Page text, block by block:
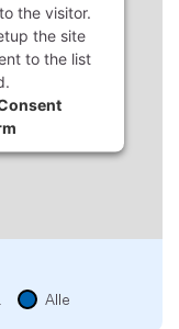
the visitor.
the site
to the list
Alle